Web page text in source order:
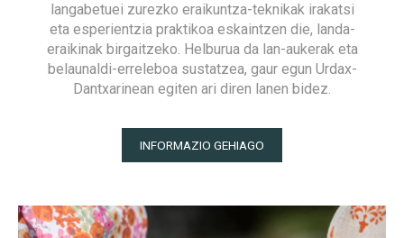
langabetuei zurezko eraikuntza-teknikak irakatsi
eta esperientzia praktikoa eskaintzen die, landa-
eraikinak birgaitzeko. Helburua da lan-aukerak eta
belaunaldi-erreleboa sustatzea, gaur egun Urdax-
Dantxarinean egiten ari diren lanen bidez.
INFORMAZIO GEHIAGO